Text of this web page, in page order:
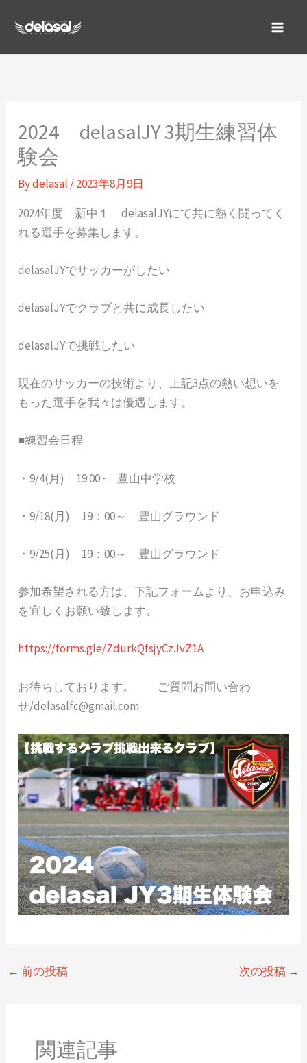
2024 delasalJY 3期生練習体
験会
Bydelasal /2023年8月9日
2024年度 新中１ delasalJYにて共に熱く闘ってく
れる選手を募集します。
delasalJYでサッカーがしたい
delasalJYでクラブと共に成長したい
delasalJYで挑戦したい
現在のサッカーの技術より、上記3点の熱い想いを
もった選手を我々は優遇します。
■練習会日程
・9/4(月) 19:00~ 豊山中学校
・9/18(月) 19：00～ 豊山グラウンド
・9/25(月) 19：00～ 豊山グラウンド
参加希望される方は、下記フォームより、お申込み
を宜しくお願い致します。
https://forms.gle/ZdurkQfsjyCzJvZ1A
お待ちしております。 ご質問お問い合わ
せ/delasalfc@gmail.com
← 前の投稿 次の投稿 →
関連記事